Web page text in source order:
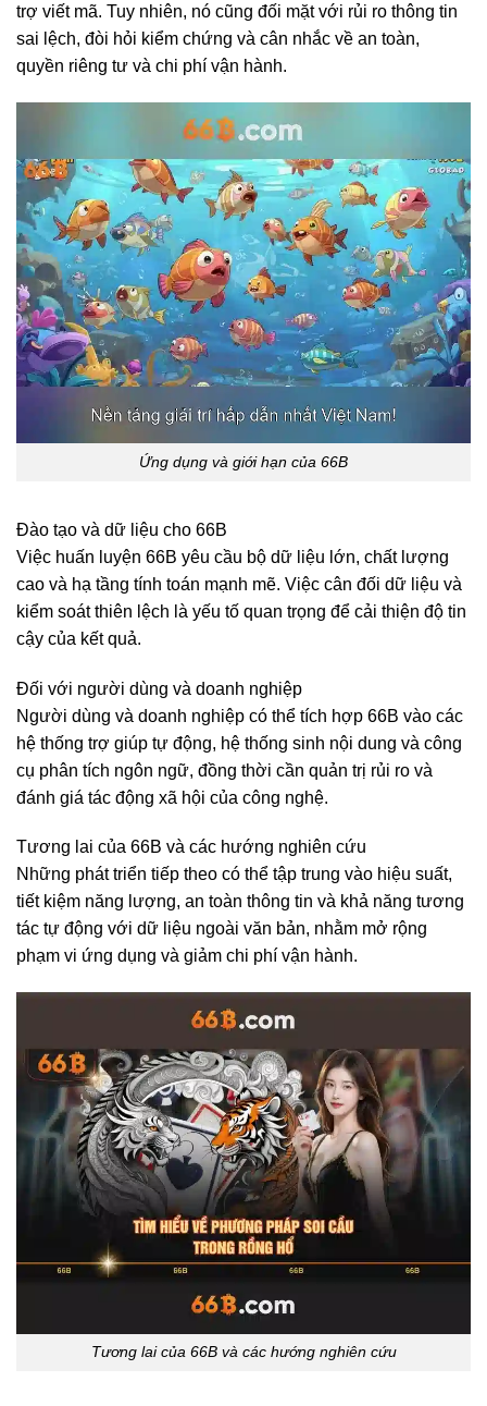
trợ viết mã. Tuy nhiên, nó cũng đối mặt với rủi ro thông tin
sai lệch, đòi hỏi kiểm chứng và cân nhắc về an toàn,
quyền riêng tư và chi phí vận hành.
Ứng dụng và giới hạn của 66B
Đào tạo và dữ liệu cho 66B
Việc huấn luyện 66B yêu cầu bộ dữ liệu lớn, chất lượng
cao và hạ tầng tính toán mạnh mẽ. Việc cân đối dữ liệu và
kiểm soát thiên lệch là yếu tố quan trọng để cải thiện độ tin
cậy của kết quả.
Đối với người dùng và doanh nghiệp
Người dùng và doanh nghiệp có thể tích hợp 66B vào các
hệ thống trợ giúp tự động, hệ thống sinh nội dung và công
cụ phân tích ngôn ngữ, đồng thời cần quản trị rủi ro và
đánh giá tác động xã hội của công nghệ.
Tương lai của 66B và các hướng nghiên cứu
Những phát triển tiếp theo có thể tập trung vào hiệu suất,
tiết kiệm năng lượng, an toàn thông tin và khả năng tương
tác tự động với dữ liệu ngoài văn bản, nhằm mở rộng
phạm vi ứng dụng và giảm chi phí vận hành.
Tương lai của 66B và các hướng nghiên cứu